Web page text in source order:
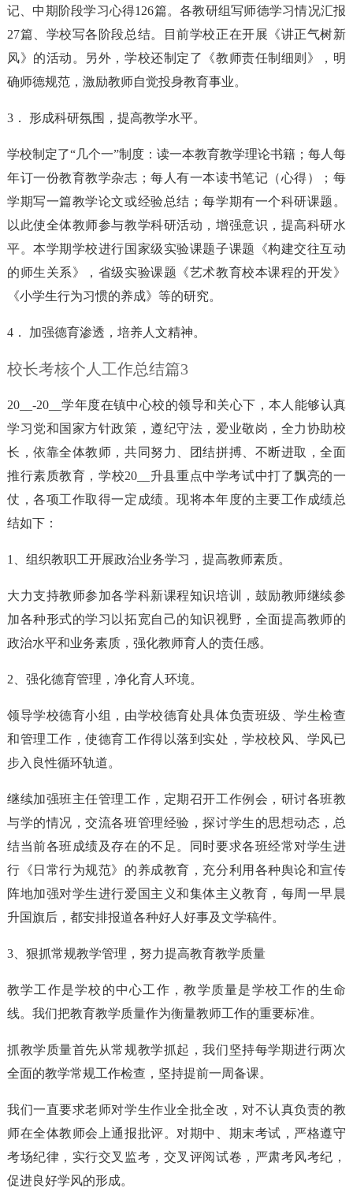
记、中期阶段学习心得126篇。各教研组写师德学习情况汇报
27篇、学校写各阶段总结。目前学校正在开展《讲正气树新
风》的活动。另外，学校还制定了《教师责任制细则》，明
确师德规范，激励教师自觉投身教育事业。
3． 形成科研氛围，提高教学水平。
学校制定了“几个一”制度：读一本教育教学理论书籍；每人每
年订一份教育教学杂志；每人有一本读书笔记（心得）；每
学期写一篇教学论文或经验总结；每学期有一个科研课题。
以此使全体教师参与教学科研活动，增强意识，提高科研水
平。本学期学校进行国家级实验课题子课题《构建交往互动
的师生关系》，省级实验课题《艺术教育校本课程的开发》
《小学生行为习惯的养成》等的研究。
4． 加强德育渗透，培养人文精神。
校长考核个人工作总结篇3
20__-20__学年度在镇中心校的领导和关心下，本人能够认真
学习党和国家方针政策，遵纪守法，爱业敬岗，全力协助校
长，依靠全体教师，共同努力、团结拼搏、不断进取，全面
推行素质教育，学校20__升县重点中学考试中打了飘亮的一
仗，各项工作取得一定成绩。现将本年度的主要工作成绩总
结如下：
1、组织教职工开展政治业务学习，提高教师素质。
大力支持教师参加各学科新课程知识培训，鼓励教师继续参
加各种形式的学习以拓宽自己的知识视野，全面提高教师的
政治水平和业务素质，强化教师育人的责任感。
2、强化德育管理，净化育人环境。
领导学校德育小组，由学校德育处具体负责班级、学生检查
和管理工作，使德育工作得以落到实处，学校校风、学风已
步入良性循环轨道。
继续加强班主任管理工作，定期召开工作例会，研讨各班教
与学的情况，交流各班管理经验，探讨学生的思想动态，总
结当前各班成绩及存在的不足。同时要求各班经常对学生进
行《日常行为规范》的养成教育，充分利用各种舆论和宣传
阵地加强对学生进行爱国主义和集体主义教育，每周一早晨
升国旗后，都安排报道各种好人好事及文学稿件。
3、狠抓常规教学管理，努力提高教育教学质量
教学工作是学校的中心工作，教学质量是学校工作的生命
线。我们把教育教学质量作为衡量教师工作的重要标准。
抓教学质量首先从常规教学抓起，我们坚持每学期进行两次
全面的教学常规工作检查，坚持提前一周备课。
我们一直要求老师对学生作业全批全改，对不认真负责的教
师在全体教师会上通报批评。对期中、期末考试，严格遵守
考场纪律，实行交叉监考，交叉评阅试卷，严肃考风考纪，
促进良好学风的形成。